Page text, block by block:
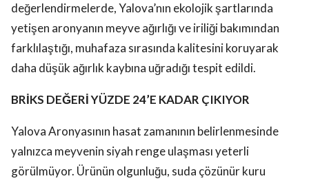
değerlendirmelerde, Yalova’nın ekolojik şartlarında
yetişen aronyanın meyve ağırlığı ve iriliği bakımından
farklılaştığı, muhafaza sırasında kalitesini koruyarak
daha düşük ağırlık kaybına uğradığı tespit edildi.
BRİKS DEĞERİ YÜZDE 24’E KADAR ÇIKIYOR
Yalova Aronyasının hasat zamanının belirlenmesinde
yalnızca meyvenin siyah renge ulaşması yeterli
görülmüyor. Ürünün olgunluğu, suda çözünür kuru